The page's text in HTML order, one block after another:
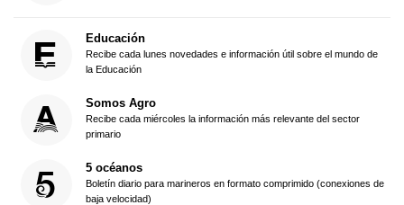
Educación
Recibe cada lunes novedades e información útil sobre el mundo de
la Educación
Somos Agro
Recibe cada miércoles la información más relevante del sector
primario
5 océanos
Boletín diario para marineros en formato comprimido (conexiones de
baja velocidad)